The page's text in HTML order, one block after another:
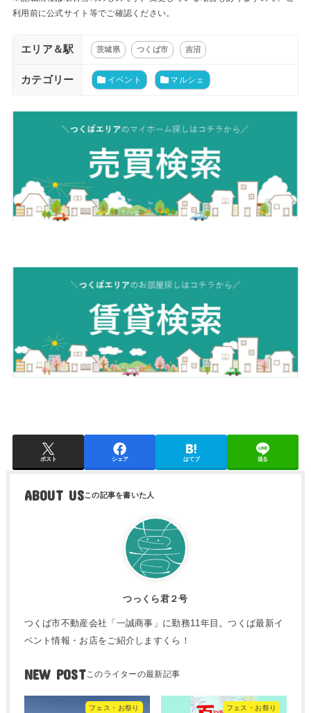
利用前に公式サイト等でご確認ください。
エリア＆駅 茨城県 つくば市 吉沼
カテゴリー イベント マルシェ
ポスト シェア はてブ 送る
ABOUT US
つっくら君２号
つくば市不動産会社「一誠商事」に勤務11年目。つくば最新イ
ベント情報・お店をご紹介しますくら！
NEW POST
フェス・お祭り フェス・お祭り